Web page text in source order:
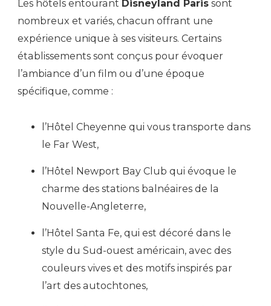
Les hôtels entourant Disneyland Paris sont
nombreux et variés, chacun offrant une
expérience unique à ses visiteurs. Certains
établissements sont conçus pour évoquer
l’ambiance d’un film ou d’une époque
spécifique, comme :
l’Hôtel Cheyenne qui vous transporte dans
le Far West,
l’Hôtel Newport Bay Club qui évoque le
charme des stations balnéaires de la
Nouvelle-Angleterre,
l’Hôtel Santa Fe, qui est décoré dans le
style du Sud-ouest américain, avec des
couleurs vives et des motifs inspirés par
l’art des autochtones,